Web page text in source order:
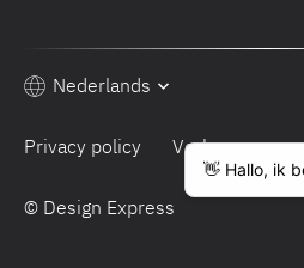
© Design Express
Privacy policy
Nederlands